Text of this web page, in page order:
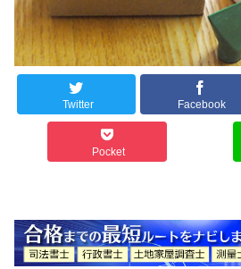
Twitter Facebook
Pocket